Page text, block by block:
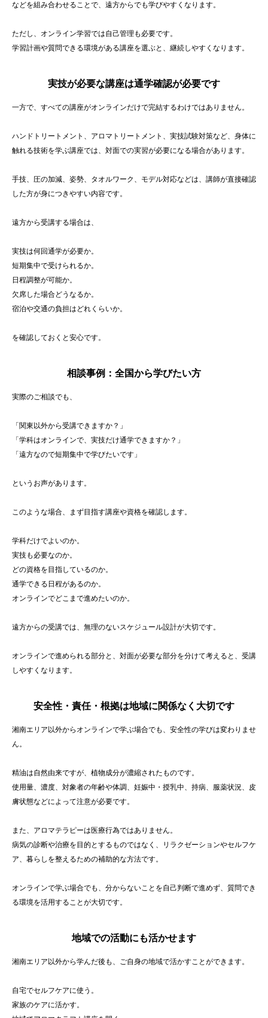
などを組み合わせることで、遠方からでも学びやすくなります。
ただし、オンライン学習では自己管理も必要です。
学習計画や質問できる環境がある講座を選ぶと、継続しやすくなります。
実技が必要な講座は通学確認が必要です
一方で、すべての講座がオンラインだけで完結するわけではありません。
ハンドトリートメント、アロマトリートメント、実技試験対策など、身体に
触れる技術を学ぶ講座では、対面での実習が必要になる場合があります。
手技、圧の加減、姿勢、タオルワーク、モデル対応などは、講師が直接確認
した方が身につきやすい内容です。
遠方から受講する場合は、
実技は何回通学が必要か。
短期集中で受けられるか。
日程調整が可能か。
欠席した場合どうなるか。
宿泊や交通の負担はどれくらいか。
を確認しておくと安心です。
相談事例：全国から学びたい方
実際のご相談でも、
「関東以外から受講できますか？」
「学科はオンラインで、実技だけ通学できますか？」
「遠方なので短期集中で学びたいです」
というお声があります。
このような場合、まず目指す講座や資格を確認します。
学科だけでよいのか。
実技も必要なのか。
どの資格を目指しているのか。
通学できる日程があるのか。
オンラインでどこまで進めたいのか。
遠方からの受講では、無理のないスケジュール設計が大切です。
オンラインで進められる部分と、対面が必要な部分を分けて考えると、受講
しやすくなります。
安全性・責任・根拠は地域に関係なく大切です
湘南エリア以外からオンラインで学ぶ場合でも、安全性の学びは変わりませ
ん。
精油は自然由来ですが、植物成分が濃縮されたものです。
使用量、濃度、対象者の年齢や体調、妊娠中・授乳中、持病、服薬状況、皮
膚状態などによって注意が必要です。
また、アロマテラピーは医療行為ではありません。
病気の診断や治療を目的とするものではなく、リラクゼーションやセルフケ
ア、暮らしを整えるための補助的な方法です。
オンラインで学ぶ場合でも、分からないことを自己判断で進めず、質問でき
る環境を活用することが大切です。
地域での活動にも活かせます
湘南エリア以外から学んだ後も、ご自身の地域で活かすことができます。
自宅でセルフケアに使う。
家族のケアに活かす。